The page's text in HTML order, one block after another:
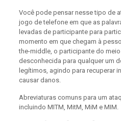
Você pode pensar nesse tipo de
jogo de telefone em que as
levadas de participante para
momento em que chegam à
the-middle, o participante do
desconhecida para qualquer um
legítimos, agindo para recuperar
causar danos.
Abreviaturas comuns para um
incluindo MITM, MitM, MiM e MIM.